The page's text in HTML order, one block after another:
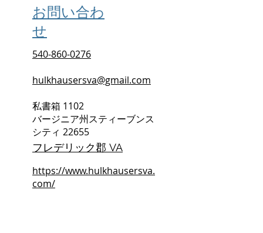
お問い合わ
せ
540-860-0276
hulkhausersva@gmail.com
私書箱 1102
バージニア州スティーブンス
シティ 22655
https://www.hulkhausersva.
com/
フレデリック郡 VA